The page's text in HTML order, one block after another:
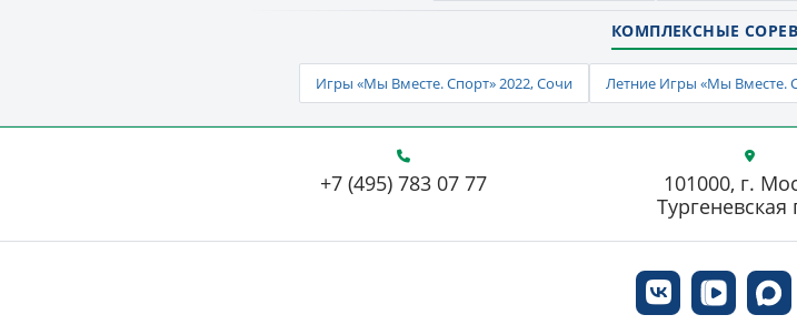
КОМПЛЕКСНЫЕ
Игры «Мы Вместе. Спорт» 2022, Сочи Летние Игры «Мы Вместе.
+7 (495) 783 07 77
101000, г.
Тургеневская